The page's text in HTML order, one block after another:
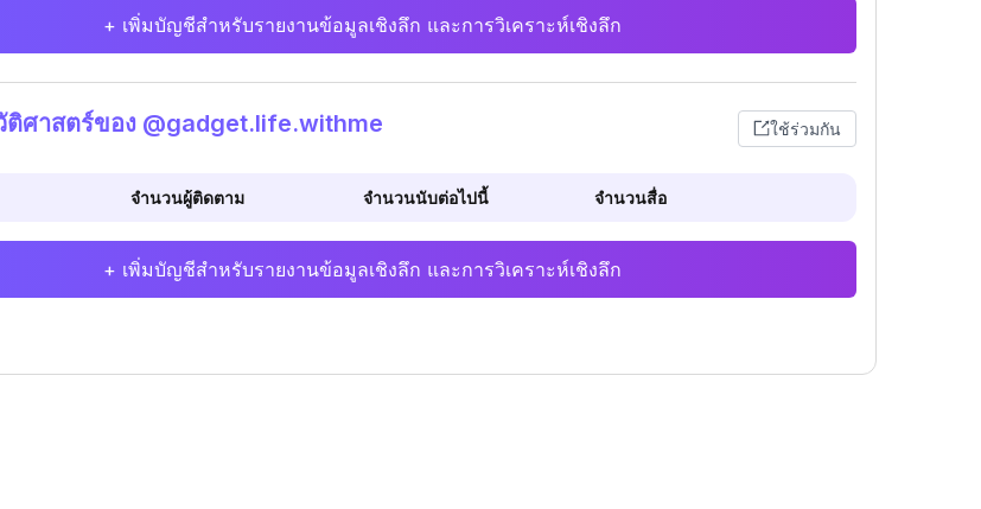
+ เพิ่มบัญชีสำหรับรายงานข้อมูลเชิงลึก และการวิเคราะห์เชิงลึก
ติศาสตร์ของ @gadget.life.withme ใช้ร่วมกัน
จำนวนผู้ติดตาม จำนวนนับต่อไปนี้ จำนวนสื่อ
+ เพิ่มบัญชีสำหรับรายงานข้อมูลเชิงลึก และการวิเคราะห์เชิงลึก